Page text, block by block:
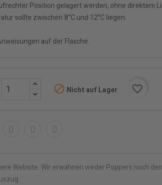
Position gelagert werden, ohne direktem
sollte zwischen 8°C und 12°C liegen.
auf der Flasche.
 Nicht auf Lager favorite_border